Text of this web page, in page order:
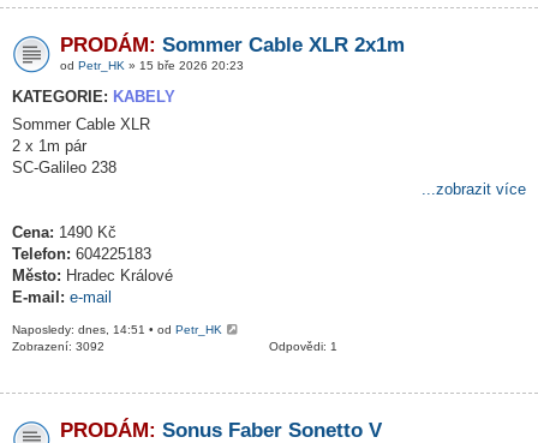
PRODÁM: Sommer Cable XLR 2x1m
od Petr_HK » 15 bře 2026 20:23
KATEGORIE: KABELY
Sommer Cable XLR
2 x 1m pár
SC-Galileo 238
...zobrazit více
Cena: 1490 Kč
Telefon: 604225183
Město: Hradec Králové
E-mail: e-mail
Naposledy: dnes, 14:51 • od Petr_HK
Odpovědi: 1
Zobrazení: 3092
PRODÁM: Sonus Faber Sonetto V